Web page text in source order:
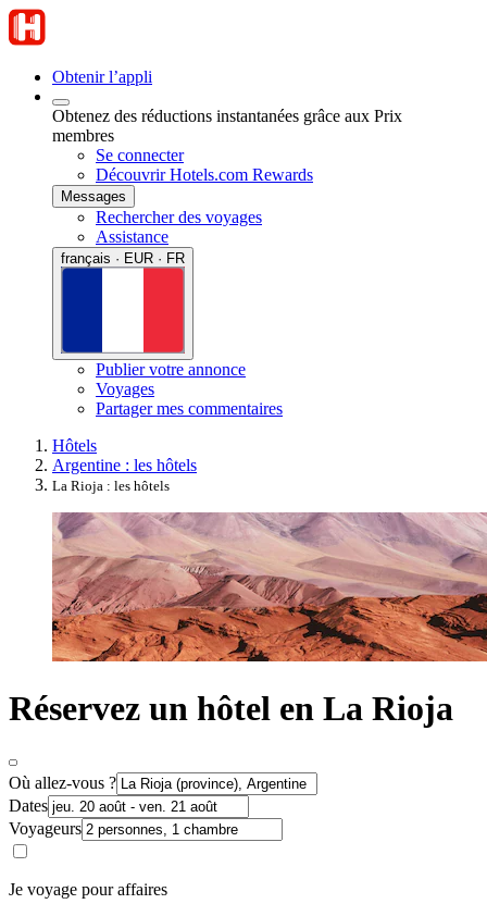
Obtenir l’appli
Obtenez des réductions instantanées grâce aux Prix
membres
Se connecter
Découvrir Hotels.com Rewards
Messages
Rechercher des voyages
Assistance
français · EUR · FR
Publier votre annonce
Voyages
Partager mes commentaires
Hôtels
Argentine : les hôtels
La Rioja : les hôtels
Réservez un hôtel en La Rioja
Où allez-vous ?
Dates
Voyageurs
Je voyage pour affaires